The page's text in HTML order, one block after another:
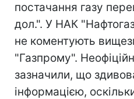
постачання газу
дол.". У НАК
не коментують
"Газпрому".
зазначили, що
інформацією,